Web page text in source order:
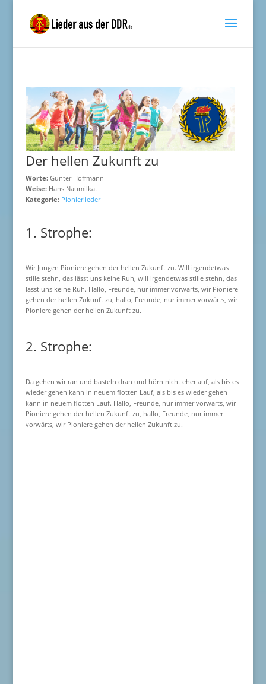
Der hellen Zukunft zu
Worte:Günter Hoffmann
Weise:Hans Naumilkat
Kategorie: Pionierlieder
1. Strophe:
Wir Jungen Pioniere gehen der hellen Zukunft zu. Will irgendetwas
stille stehn, das lässt uns keine Ruh, will irgendetwas stille stehn, das
lässt uns keine Ruh. Hallo, Freunde, nur immer vorwärts, wir Pioniere
gehen der hellen Zukunft zu, hallo, Freunde, nur immer vorwärts, wir
Pioniere gehen der hellen Zukunft zu.
2. Strophe:
Da gehen wir ran und basteln dran und hörn nicht eher auf, als bis es
wieder gehen kann in neuem flotten Lauf, als bis es wieder gehen
kann in neuem flotten Lauf. Hallo, Freunde, nur immer vorwärts, wir
Pioniere gehen der hellen Zukunft zu, hallo, Freunde, nur immer
vorwärts, wir Pioniere gehen der hellen Zukunft zu.